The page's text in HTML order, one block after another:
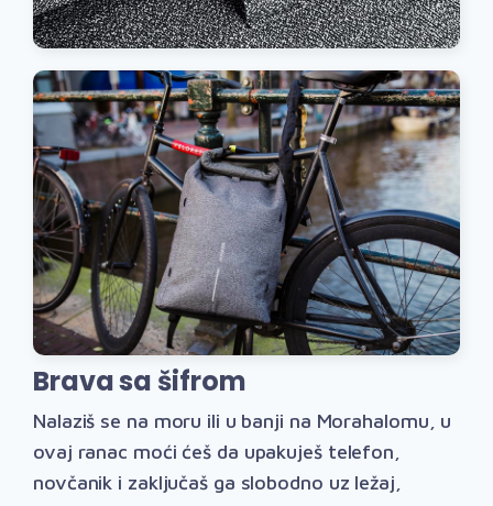
Brava sa šifrom
Nalaziš se na moru ili u banji na Morahalomu, u
ovaj ranac moći ćeš da upakuješ telefon,
novčanik i zaključaš ga slobodno uz ležaj,